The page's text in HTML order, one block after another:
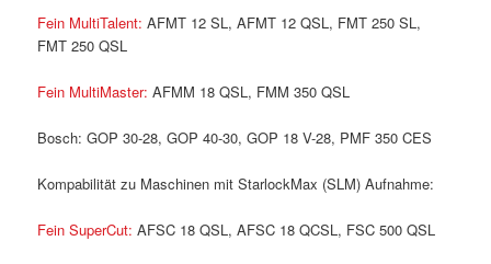
Fein MultiTalent: AFMT 12 SL, AFMT 12 QSL, FMT 250 SL,
FMT 250 QSL
Fein MultiMaster: AFMM 18 QSL, FMM 350 QSL
Bosch: GOP 30-28, GOP 40-30, GOP 18 V-28, PMF 350 CES
Kompabilität zu Maschinen mit StarlockMax (SLM) Aufnahme:
Fein SuperCut: AFSC 18 QSL, AFSC 18 QCSL, FSC 500 QSL